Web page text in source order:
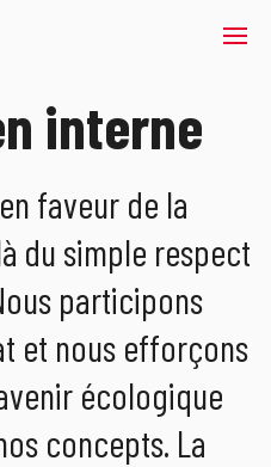
interne
faveur de la
du simple respect
participons
et nous efforçons
écologique
concepts. La